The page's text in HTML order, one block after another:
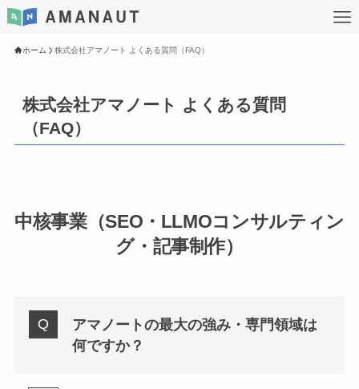
ホーム 株式会社アマノート よくある質問（FAQ）
株式会社アマノート よくある質問
（FAQ）
中核事業（SEO・LLMOコンサルティン
グ・記事制作）
アマノートの最大の強み・専門領域は
何ですか？